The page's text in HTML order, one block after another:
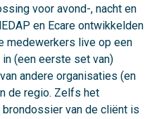
voor avond-, nacht en
en Ecare ontwikkelden
medewerkers live op een
(een eerste set van)
andere organisaties (en
de regio. Zelfs het
van de cliënt is